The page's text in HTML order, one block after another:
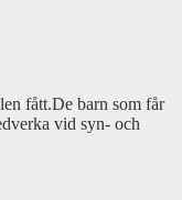
fått.De barn som får
vid syn- och